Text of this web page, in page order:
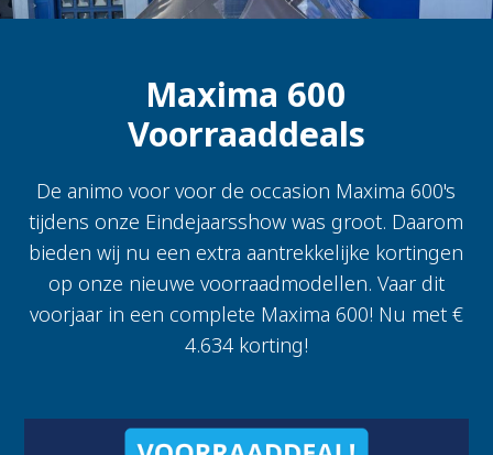
Maxima 600
Voorraaddeals
De animo voor voor de occasion Maxima 600's
tijdens onze Eindejaarsshow was groot. Daarom
bieden wij nu een extra aantrekkelijke kortingen
op onze nieuwe voorraadmodellen. Vaar dit
voorjaar in een complete Maxima 600! Nu met €
4.634 korting!